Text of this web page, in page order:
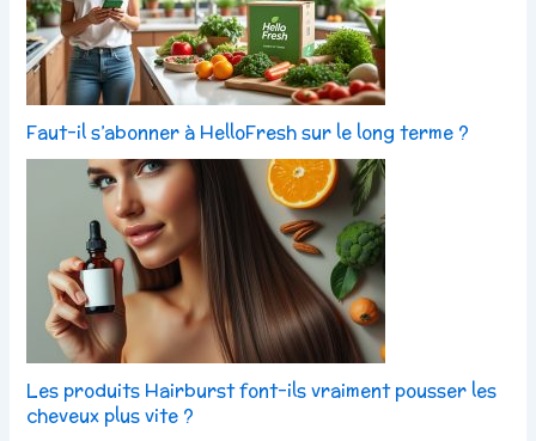
Faut-il s’abonner à HelloFresh sur le long terme ?
Les produits Hairburst font-ils vraiment pousser les
cheveux plus vite ?